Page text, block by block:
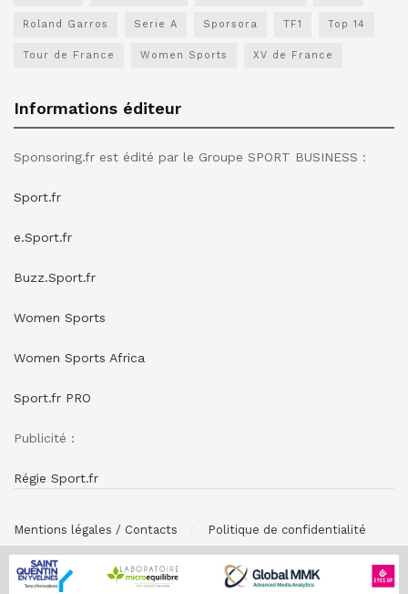
Roland Garros Serie A Sporsora TF1 Top 14
Tour de France Women Sports XV de France
Informations éditeur
Sponsoring.fr est édité par le Groupe SPORT BUSINESS :
Sport.fr
e.Sport.fr
Buzz.Sport.fr
Women Sports
Women Sports Africa
Sport.fr PRO
Publicité :
Régie Sport.fr
Mentions légales / Contacts Politique de confidentialité
© SPONSORING.FR